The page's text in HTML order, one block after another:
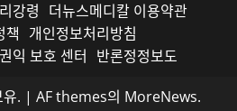
강령 더뉴스메디칼 이용약관
책 개인정보처리방침
익 보호 센터 반론정정보도
. | AF themes의 MoreNews.